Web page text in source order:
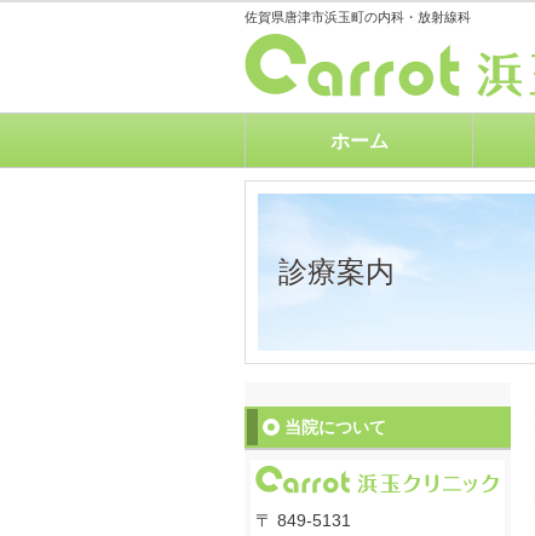
佐賀県唐津市浜玉町の内科・放射線科
ホーム
診療案内
当院について
〒 849-5131